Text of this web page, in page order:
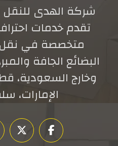
شركة الهدى للنقل
متخصصة في
البضائع الجافة
وخارج السعودية،
الإمارات،